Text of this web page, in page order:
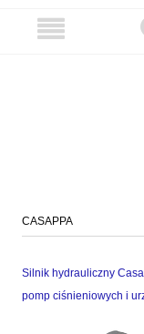
CASAPPA
Silnik hydrauliczny
pomp ciśnieniowych i